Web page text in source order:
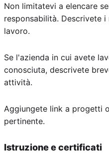
Non limitatevi a elencare
responsabilità. Descrivete
lavoro.
Se l'azienda in cui avete
conosciuta, descrivete
attività.
Aggiungete link a progetti
pertinente.
Istruzione e certificati